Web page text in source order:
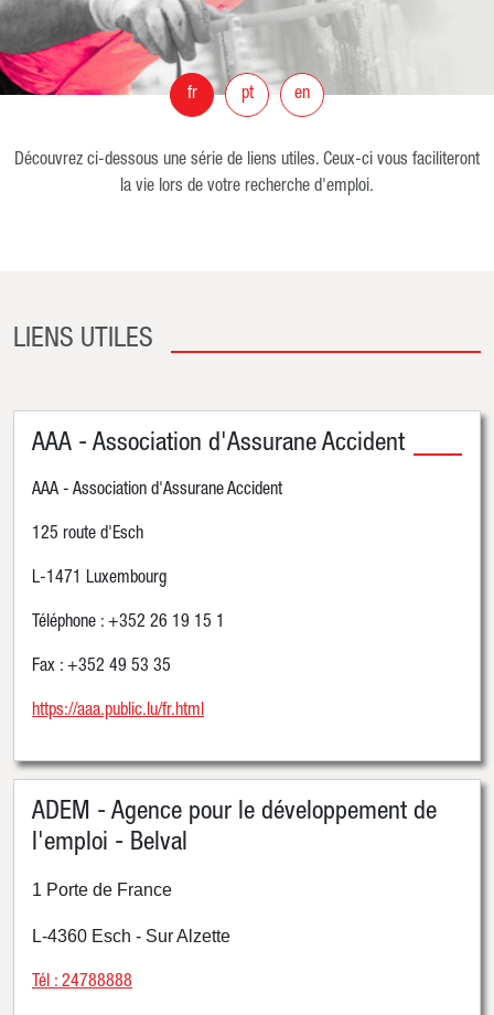
fr pt en
Découvrez ci-dessous une série de liens utiles. Ceux-ci vous faciliteront
la vie lors de votre recherche d'emploi.
LIENS UTILES
AAA - Association d'Assurane Accident
AAA - Association d'Assurane Accident
125 route d'Esch
L-1471 Luxembourg
Téléphone : +352 26 19 15 1
Fax : +352 49 53 35
https://aaa.public.lu/fr.html
ADEM - Agence pour le développement de
l'emploi - Belval
1 Porte de France
L-4360 Esch - Sur Alzette
Tél : 24788888